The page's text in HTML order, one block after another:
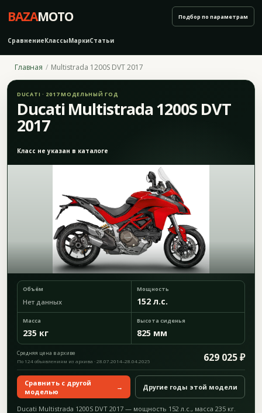
BAZAMOTO
СравнениеКлассыМаркиСтатьи
Подбор по параметрам
Главная Multistrada 1200S DVT 2017
DUCATI · 2017 МОДЕЛЬНЫЙ ГОД
Ducati Multistrada 1200S DVT
2017
Класс не указан в каталоге
Объём
Нет данных
Мощность
152 л.с.
Масса
235 кг
Высота сиденья
825 мм
Средняя цена в архиве 629 025 ₽
По 124 объявлениям из архива · 28.07.2014–28.04.2025
Сравнить с другой
моделью
→ Другие годы этой модели
Ducati Multistrada 1200S DVT 2017 — мощность 152 л.с., масса 235 кг.